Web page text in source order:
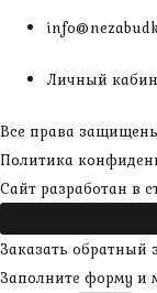
Личный
Все права
Политика
Сайт разработан в
Заказать обратный
Заполните форму и